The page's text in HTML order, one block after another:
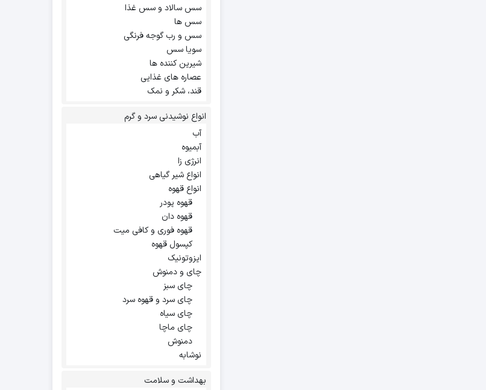
سس سالاد و سس غذا
سس ها
سس و رب گوجه فرنگی
سویا سس
شیرین کننده ها
عصاره های غذایی
قند، شکر و نمک
انواع نوشیدنی سرد و گرم
آب
آبمیوه
انرژی زا
انواع شیر گیاهی
انواع قهوه
قهوه پودر
قهوه دان
قهوه فوری و کافی میت
کپسول قهوه
ایزوتونیک
چای و دمنوش
چای سبز
چای سرد و قهوه سرد
چای سیاه
چای ماچا
دمنوش
نوشابه
بهداشت و سلامت